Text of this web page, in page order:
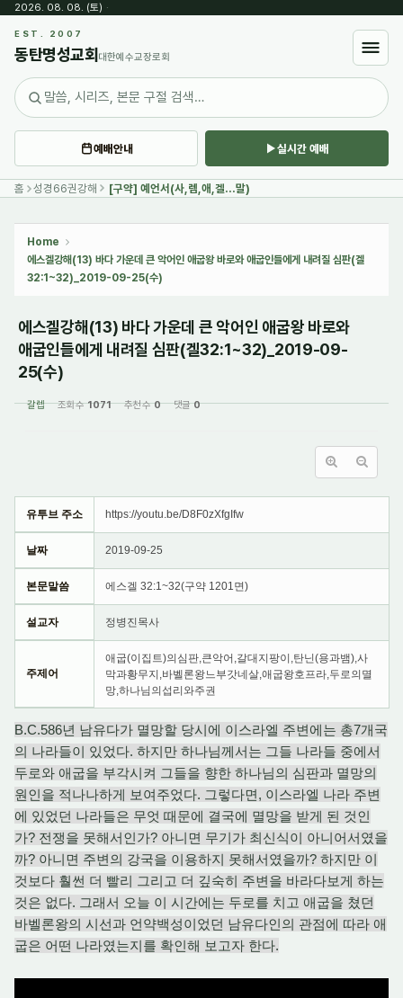
2026. 08. 08. (토) ·
EST. 2007
동탄명성교회 대한예수교장로회
예배안내 실시간 예배
홈 성경66권강해 [구약] 예언서(사,렘,애,겔...말)
Home
에스겔강해(13) 바다 가운데 큰 악어인 애굽왕 바로와 애굽인들에게 내려질 심판(겔
32:1~32)_2019-09-25(수)
에스겔강해(13) 바다 가운데 큰 악어인 애굽왕 바로와
애굽인들에게 내려질 심판(겔32:1~32)_2019-09-
25(수)
갈렙 조회 수1071 추천 수0 댓글0
유투브 주소 https://youtu.be/D8F0zXfgIfw
날짜 2019-09-25
본문말씀 에스겔 32:1~32(구약 1201면)
설교자 정병진목사
주제어
애굽(이집트)의심판,큰악어,갈대지팡이,탄닌(용과뱀),사
막과황무지,바벨론왕느부갓네살,애굽왕호프라,두로의멸
망,하나님의섭리와주권
B.C.586년 남유다가 멸망할 당시에 이스라엘 주변에는 총7개국
의 나라들이 있었다. 하지만 하나님께서는 그들 나라들 중에서
두로와 애굽을 부각시켜 그들을 향한 하나님의 심판과 멸망의
원인을 적나나하게 보여주었다. 그렇다면, 이스라엘 나라 주변
에 있었던 나라들은 무엇 때문에 결국에 멸망을 받게 된 것인
가? 전쟁을 못해서인가? 아니면 무기가 최신식이 아니어서였을
까? 아니면 주변의 강국을 이용하지 못해서였을까? 하지만 이
것보다 훨썬 더 빨리 그리고 더 깊숙히 주변을 바라다보게 하는
것은 없다. 그래서 오늘 이 시간에는 두로를 치고 애굽을 쳤던
바벨론왕의 시선과 언약백성이었던 남유다인의 관점에 따라 애
굽은 어떤 나라였는지를 확인해 보고자 한다.
Sketchbook5, 스케치북5
Sketchbook5, 스케치북5